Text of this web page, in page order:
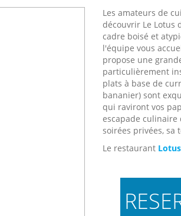
Les amateurs de
découvrir Le Lotus
cadre boisé et
l'équipe vous
propose une
particulièrement
plats à base de
bananier) sont
qui raviront vos
escapade culinaire
soirées privées, sa
Le restaurant